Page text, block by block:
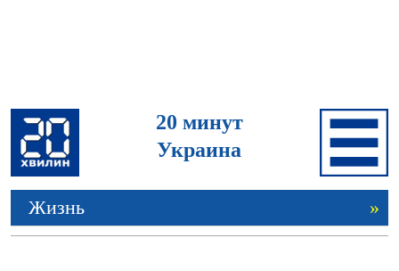
20 минут
Украина
Жизнь »